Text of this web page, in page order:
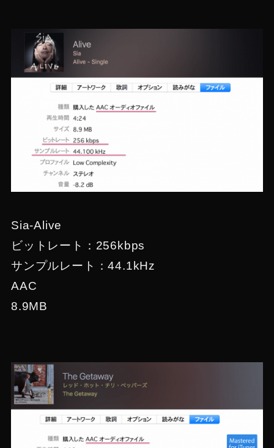
Sia-Alive
ビットレート：256kbps
サンプルレート：44.1kHz
AAC
8.9MB